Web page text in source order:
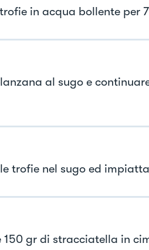
in acqua bollente per
al sugo e
trofie nel sugo ed
150 gr di stracciatella in